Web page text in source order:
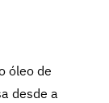
óleo de
desde a